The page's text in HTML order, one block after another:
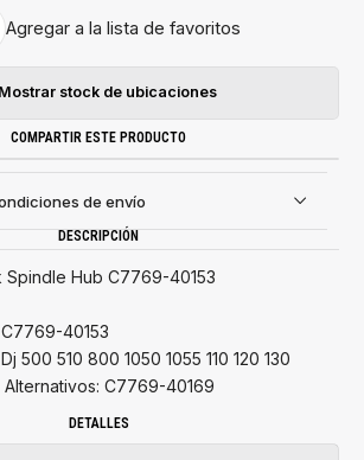
Agregar a la lista de favoritos
Mostrar stock de ubicaciones
COMPARTIR ESTE PRODUCTO
de envío
DESCRIPCIÓN
Spindle Hub C7769-40153
40153
500 510 800 1050 1055 110 120 130
C7769-40169
DETALLES